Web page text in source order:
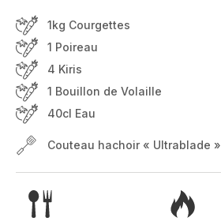
1kg Courgettes
1 Poireau
4 Kiris
1 Bouillon de Volaille
40cl Eau
Couteau hachoir « Ultrablade »